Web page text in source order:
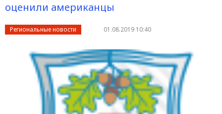
оценили американцы
Региональные новости 01.08.2019 10:40